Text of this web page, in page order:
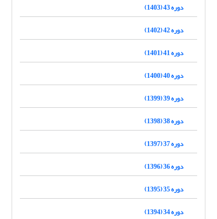
دوره 43 (1403)
دوره 42 (1402)
دوره 41 (1401)
دوره 40 (1400)
دوره 39 (1399)
دوره 38 (1398)
دوره 37 (1397)
دوره 36 (1396)
دوره 35 (1395)
دوره 34 (1394)